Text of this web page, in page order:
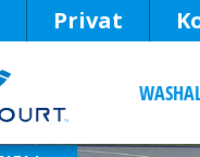
Privat